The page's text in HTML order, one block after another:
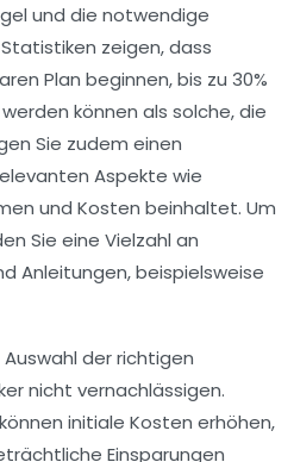
und die notwendige
zeigen, dass
Plan beginnen, bis zu 30%
können als solche, die
Sie zudem einen
Aspekte wie
und Kosten beinhaltet. Um
Sie eine Vielzahl an
Anleitungen, beispielsweise
der richtigen
nicht vernachlässigen.
initiale Kosten erhöhen,
Einsparungen